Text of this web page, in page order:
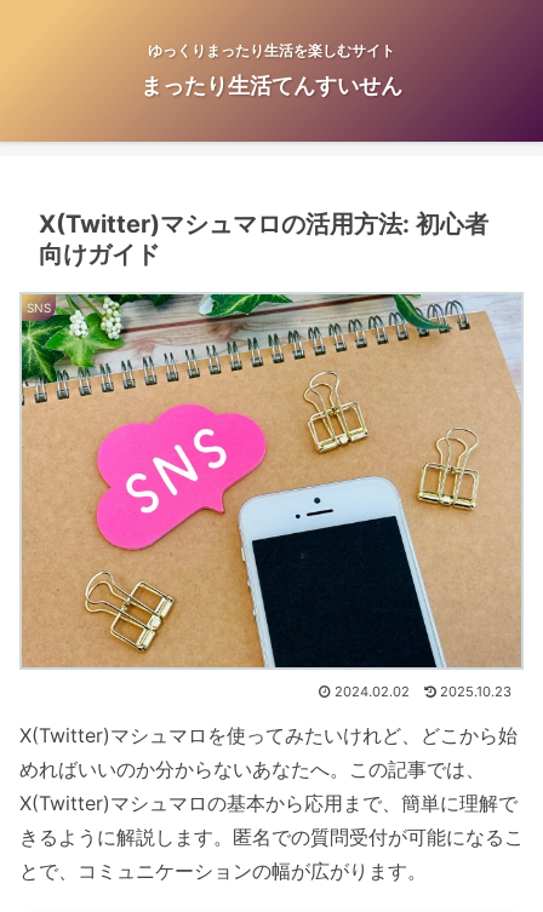
ゆっくりまったり生活を楽しむサイト
まったり生活てんすいせん
X(Twitter)マシュマロの活用方法: 初心者
向けガイド
SNS
2024.02.02 2025.10.23
X(Twitter)マシュマロを使ってみたいけれど、どこから始
めればいいのか分からないあなたへ。この記事では、
X(Twitter)マシュマロの基本から応用まで、簡単に理解で
きるように解説します。匿名での質問受付が可能になるこ
とで、コミュニケーションの幅が広がります。